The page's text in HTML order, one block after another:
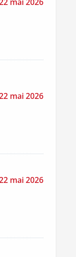
mai 2026
mai 2026